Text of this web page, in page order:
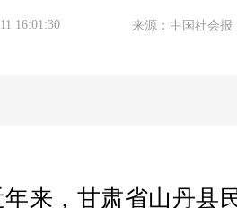
16:01:30 来源：中国社会报
年来，甘肃省山丹县